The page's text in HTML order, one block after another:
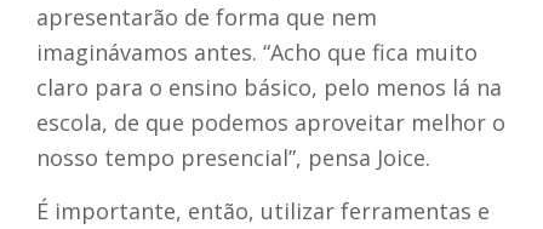
apresentarão de forma que nem
imaginávamos antes. “Acho que fica muito
claro para o ensino básico, pelo menos lá na
escola, de que podemos aproveitar melhor o
nosso tempo presencial”, pensa Joice.
É importante, então, utilizar ferramentas e